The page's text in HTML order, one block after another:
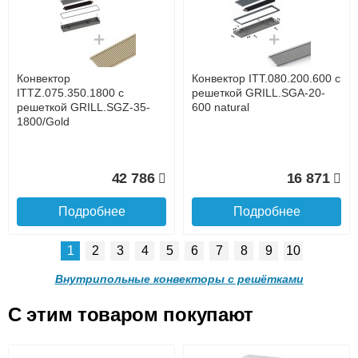
до подъезда
услуга платная
с решеткой GRILL.LGA-20-
1400 natural
28 842
Подробнее
с решеткой GRILL.LGA-20-
1300 natural
27 253
Конвектор ITT.090.200.1200
с решеткой GRILL.LGA-20-
1200 natural
Конвектор ITT.090.200.1100
с решеткой GRILL.LGA-20-
1100 natural
Конвектор
ITTZ.075.350.1800 с
решеткой GRILL.SGZ-35-
1800/Gold
42 786
Подробнее
Конвектор ITT.080.200.600 с
решеткой GRILL.SGA-20-
600 natural
16 871
Подробнее
1 2 3 4 5 6 7 8 9 10
Внутрипольные конвекторы с решётками
C этим товаром покупают